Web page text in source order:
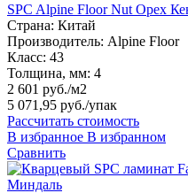
SPC Alpine Floor Nut Орех
Страна: Китай
Производитель: Alpine Floor
Класс: 43
Толщина, мм: 4
2 601 руб./м2
5 071,95 руб./упак
Рассчитать стоимость
В избранное В избранном
Сравнить